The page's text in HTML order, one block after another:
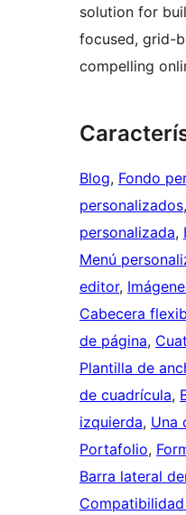
solution for
focused, grid-
compelling
Blog, Fondo
personalizados,
personalizada,
Menú
editor,
Cabecera
de página,
Plantilla de
de cuadrícula,
izquierda, Una
Portafolio,
Barra lateral